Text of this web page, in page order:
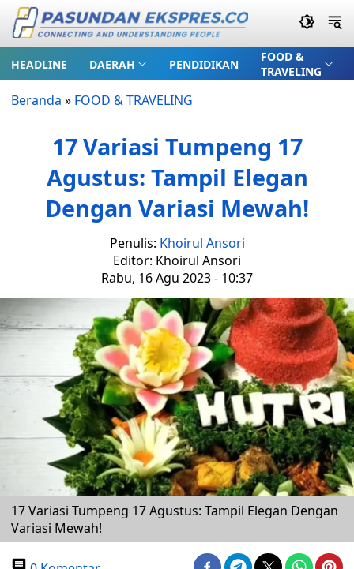
HEADLINE DAERAH PENDIDIKAN
FOOD &
TRAVELING
Beranda » FOOD & TRAVELING
17 Variasi Tumpeng 17
Agustus: Tampil Elegan
Dengan Variasi Mewah!
Penulis: Khoirul Ansori
Editor: Khoirul Ansori
Rabu, 16 Agu 2023 - 10:37
17 Variasi Tumpeng 17 Agustus: Tampil Elegan Dengan
Variasi Mewah!